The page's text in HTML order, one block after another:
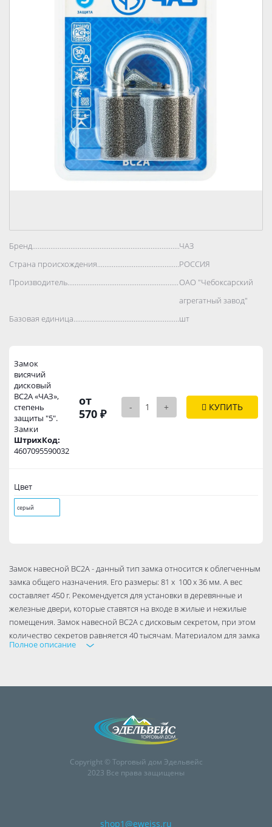
Бренд..................................................................................ЧАЗ
Страна происхождения..................................................................................
РОССИЯ
Производитель..................................................................................ОАО "Чебоксарский
агрегатный завод"
Базовая единица..................................................................................
шт
Замок
висячий
дисковый
ВС2А «ЧАЗ»,
степень
защиты "5".
Замки
ШтрихКод:
4607095590032
от
570 ₽
- + КУПИТЬ
Цвет
серый
Замок навесной ВС2А - данный тип замка относится к облегченным
замка общего назначения. Его размеры: 81 х 100 х 36 мм. А вес
составляет 450 г. Рекомендуется для установки в деревянные и
железные двери, которые ставятся на входе в жилые и нежилые
помещения. Замок навесной ВС2А с дисковым секретом, при этом
количество секретов равняется 40 тысячам. Материалом для замка
служит силумин или его аналоги. Дужка стальная, с диаметром в 14
Полное описание
Copyright © Торговый дом Эдельвейс
2023 Все права защищены
shop1@eweiss.ru